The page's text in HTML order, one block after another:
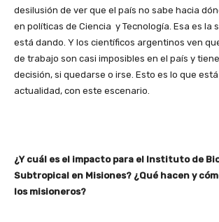
desilusión de ver que el país no sabe hacia
en políticas de Ciencia y Tecnología. Esa es la
está dando. Y los científicos argentinos ven
de trabajo son casi imposibles en el país y
decisión, si quedarse o irse. Esto es lo que
actualidad, con este escenario.
¿Y cuál es el impacto para el Instituto de
Subtropical en Misiones? ¿Qué hacen y
los misioneros?